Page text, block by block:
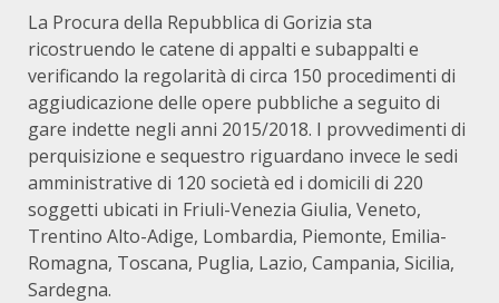
La Procura della Repubblica di Gorizia sta
ricostruendo le catene di appalti e subappalti e
verificando la regolarità di circa 150 procedimenti di
aggiudicazione delle opere pubbliche a seguito di
gare indette negli anni 2015/2018. I provvedimenti di
perquisizione e sequestro riguardano invece le sedi
amministrative di 120 società ed i domicili di 220
soggetti ubicati in Friuli-Venezia Giulia, Veneto,
Trentino Alto-Adige, Lombardia, Piemonte, Emilia-
Romagna, Toscana, Puglia, Lazio, Campania, Sicilia,
Sardegna.